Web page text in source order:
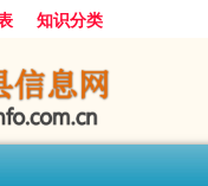
知识分类